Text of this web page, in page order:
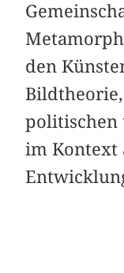
den
politischen
im Kontext